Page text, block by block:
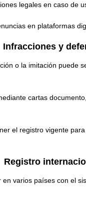
legales en caso de
en plataformas
Infracciones y
o la imitación puede
cartas
el registro vigente
Registro
en varios países con el